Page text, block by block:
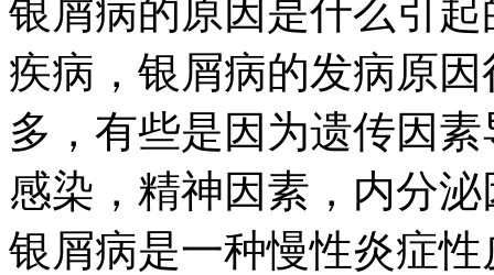
银屑病的原因是什么引
疾病，银屑病的发病原
多，有些是因为遗传因
感染，精神因素，内分
银屑病是一种慢性炎症